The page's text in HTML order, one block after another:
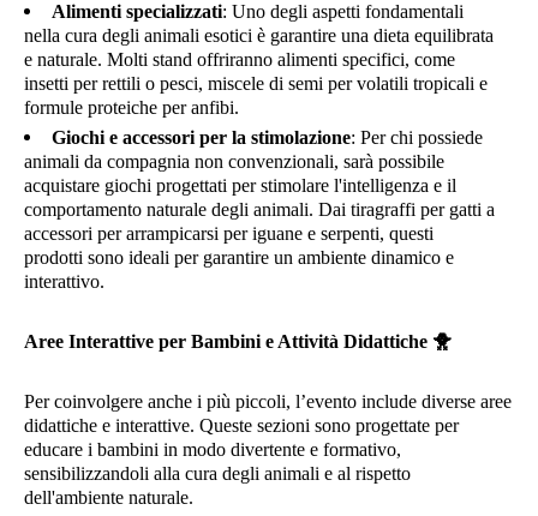
Alimenti specializzati: Uno degli aspetti fondamentali
nella cura degli animali esotici è garantire una dieta equilibrata
e naturale. Molti stand offriranno alimenti specifici, come
insetti per rettili o pesci, miscele di semi per volatili tropicali e
formule proteiche per anfibi.
Giochi e accessori per la stimolazione: Per chi possiede
animali da compagnia non convenzionali, sarà possibile
acquistare giochi progettati per stimolare l'intelligenza e il
comportamento naturale degli animali. Dai tiragraffi per gatti a
accessori per arrampicarsi per iguane e serpenti, questi
prodotti sono ideali per garantire un ambiente dinamico e
interattivo.
Aree Interattive per Bambini e Attività Didattiche 🐥
Per coinvolgere anche i più piccoli, l’evento include diverse aree
didattiche e interattive. Queste sezioni sono progettate per
educare i bambini in modo divertente e formativo,
sensibilizzandoli alla cura degli animali e al rispetto
dell'ambiente naturale.